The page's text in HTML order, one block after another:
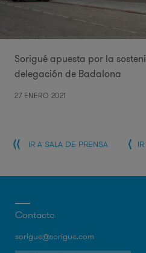
Sorigué apuesta por la
delegación de Badalona
27 ENERO 2021
IR A SALA DE PRENSA
Contacto
sorigue@sorigue.com